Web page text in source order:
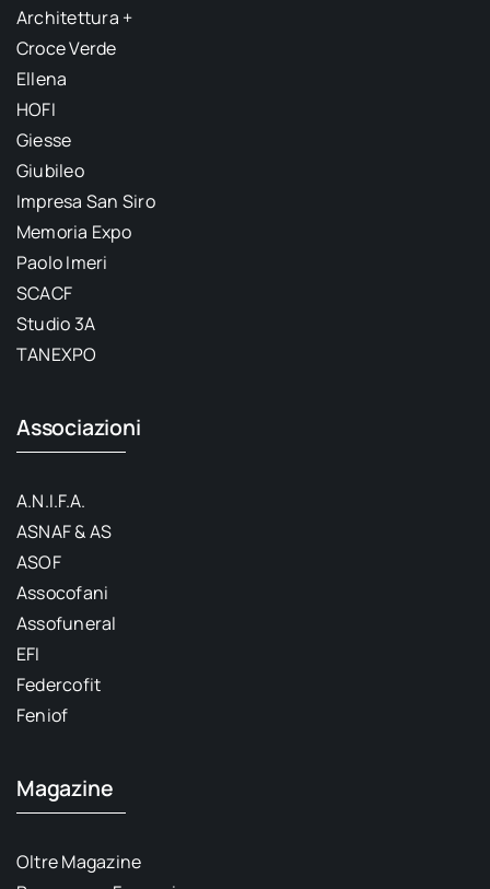
Architettura +
Croce Verde
Ellena
HOFI
Giesse
Giubileo
Impresa San Siro
Memoria Expo
Paolo Imeri
SCACF
Studio 3A
TANEXPO
Associazioni
A.N.I.F.A.
ASNAF & AS
ASOF
Assocofani
Assofuneral
EFI
Federcofit
Feniof
Magazine
Oltre Magazine